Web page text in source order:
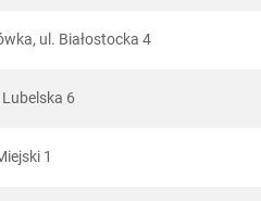
ul. Białostocka 4
Lubelska 6
1